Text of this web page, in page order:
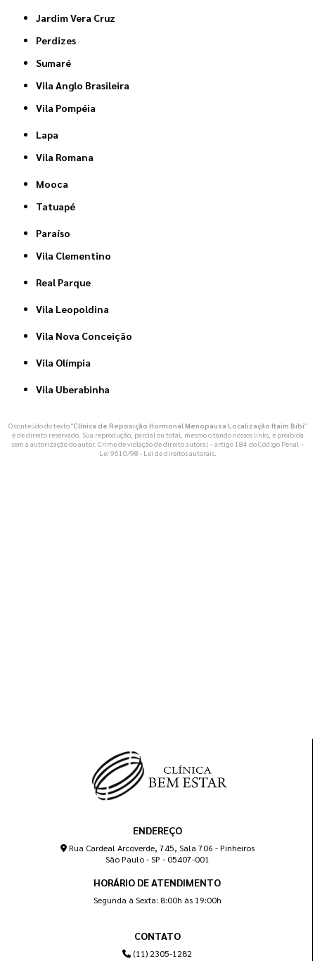
Jardim Vera Cruz
Perdizes
Sumaré
Vila Anglo Brasileira
Vila Pompéia
Lapa
Vila Romana
Mooca
Tatuapé
Paraíso
Vila Clementino
Real Parque
Vila Leopoldina
Vila Nova Conceição
Vila Olímpia
Vila Uberabinha
O conteúdo do texto "Clínica de Reposição Hormonal Menopausa Localização Itaim Bibi"
é de direito reservado. Sua reprodução, parcial ou total, mesmo citando nossos links, é proibida
sem a autorização do autor. Crime de violação de direito autoral – artigo 184 do Código Penal –
Lei 9610/98 - Lei de direitos autorais.
ENDEREÇO
Rua Cardeal Arcoverde, 745, Sala 706 - Pinheiros
São Paulo - SP - 05407-001
HORÁRIO DE ATENDIMENTO
Segunda à Sexta: 8:00h às 19:00h
CONTATO
(11) 2305-1282